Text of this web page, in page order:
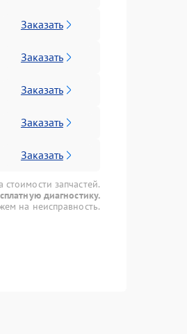
Заказать
Заказать
Заказать
Заказать
Заказать
запчастей.
диагностику.
на неисправность.